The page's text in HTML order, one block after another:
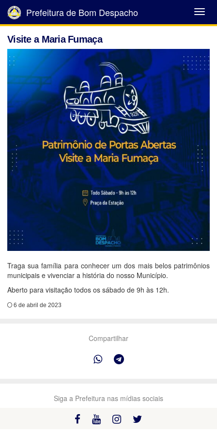
Abrir
Menu
Prefeitura de Bom Despacho
Visite a Maria Fumaça
Traga sua família para conhecer um dos mais belos patrimônios
municipais e vivenciar a história do nosso Município.
Aberto para visitação todos os sábado de 9h às 12h.
6 de abril de 2023
Compartilhar
Siga a Prefeitura nas mídias sociais